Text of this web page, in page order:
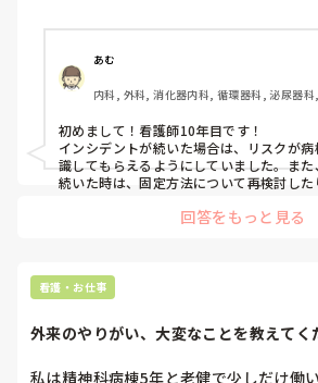
れたり、定期的に悩みや困っていること
る存在だと思っていました。しかし、実
を感じています。
一方で、他の先輩方は普段の会話の中
とはない？」と気にかけてくださること
関わりを感じています。しかし、プリセ
これは私の考え方がおかしいだけなので
も、どこのプリセプターもこのような関
をお願いすると、同じ病棟で働く先輩後
あなたが考えている、同じ病棟だから言
いたり技術練習の相手をお願いします。
話しかけやすい先輩はいますか？
変えて欲しいって言ったあとの環境が悪い
わないか心配なので、その日にフォロー
話しかけたら良いのかなって思います。
らなそうなので。私なら、プリセプターに
あむ
内科, 外科, 消化器内科, 循環器科, 泌尿器
初めまして！看護師10年目です！
インシデントが続いた場合は、リスクが
識してもらえるようにしていました。ま
続いた時は、固定方法について再検討し
回答をもっと見る
看護・お仕事
外来のやりがい、大変なことを教えてく
私は精神科病棟5年と老健で少しだけ働